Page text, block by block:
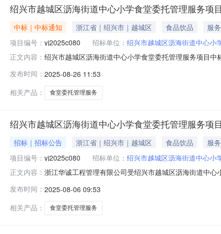
绍兴市越城区沥海街道中心小学食堂委托管理服务项
中标｜中标通知 浙江省｜绍兴市｜越城区 食品饮品
服务
项目编号： yj2025c080 招标单位： 绍兴市越城区沥海街道中心小
正文内容： 绍兴市越城区沥海街道中心小学食堂委托管理服务项目
标、成交结果使自己的权益受到损害，可以自公告之日
标绍兴市越城区沥海街道
发布时间： 2025-08-26 11:53
相关产品：
食堂委托管理服务
绍兴市越城区沥海街道中心小学食堂委托管理服务项
招标｜招标公告 浙江省｜绍兴市｜越城区 食品饮品
服务
项目编号： yj2025c080 招标单位： 绍兴市越城区沥海街道中心小
正文内容： 浙江华诚工程管理有限公司受绍兴市越城区沥海街道中
学食堂委托管理服务项目约￥300万/60万￥0三、供应商
标。四、审查方式：1.资格后
发布时间： 2025-08-06 09:53
相关产品：
食堂委托管理服务